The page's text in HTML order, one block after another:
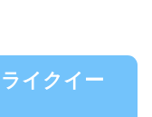
イクイー